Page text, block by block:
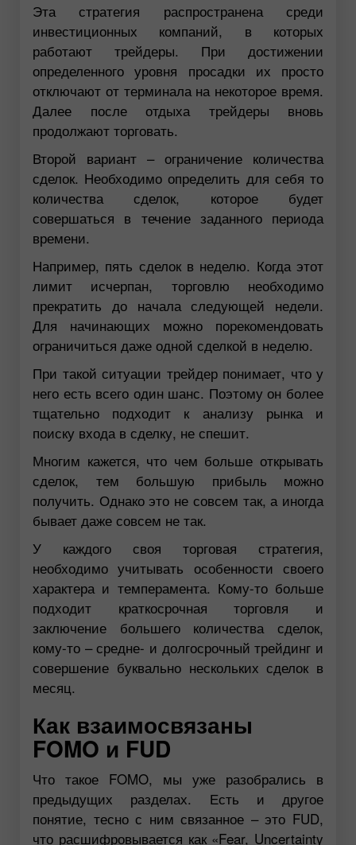
Эта стратегия распространена среди
инвестиционных компаний, в которых
работают трейдеры. При достижении
определенного уровня просадки их просто
отключают от терминала на некоторое время.
Далее после отдыха трейдеры вновь
продолжают торговать.
Второй вариант – ограничение количества
сделок. Необходимо определить для себя то
количества сделок, которое будет
совершаться в течение заданного периода
времени.
Например, пять сделок в неделю. Когда этот
лимит исчерпан, торговлю необходимо
прекратить до начала следующей недели.
Для начинающих можно порекомендовать
ограничиться даже одной сделкой в неделю.
При такой ситуации трейдер понимает, что у
него есть всего один шанс. Поэтому он более
тщательно подходит к анализу рынка и
поиску входа в сделку, не спешит.
Многим кажется, что чем больше открывать
сделок, тем большую прибыль можно
получить. Однако это не совсем так, а иногда
бывает даже совсем не так.
У каждого своя торговая стратегия,
необходимо учитывать особенности своего
характера и темперамента. Кому-то больше
подходит краткосрочная торговля и
заключение большего количества сделок,
кому-то – средне- и долгосрочный трейдинг и
совершение буквально нескольких сделок в
месяц.
Как взаимосвязаны
FOMO и FUD
Что такое FOMO, мы уже разобрались в
предыдущих разделах. Есть и другое
понятие, тесно с ним связанное – это FUD,
что расшифровывается как «Fear, Uncertainty